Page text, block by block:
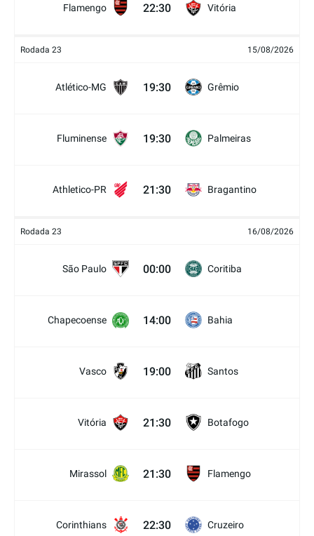
Flamengo 22:30 Vitória
Rodada 23 15/08/2026
Atlético-MG 19:30 Grêmio
Fluminense 19:30 Palmeiras
Athletico-PR 21:30 Bragantino
Rodada 23 16/08/2026
São Paulo 00:00 Coritiba
Chapecoense 14:00 Bahia
Vasco 19:00 Santos
Vitória 21:30 Botafogo
Mirassol 21:30 Flamengo
Corinthians 22:30 Cruzeiro